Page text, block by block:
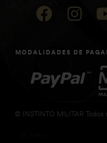
MODALIDADES DE
© INSTINTO MILITAR Todos